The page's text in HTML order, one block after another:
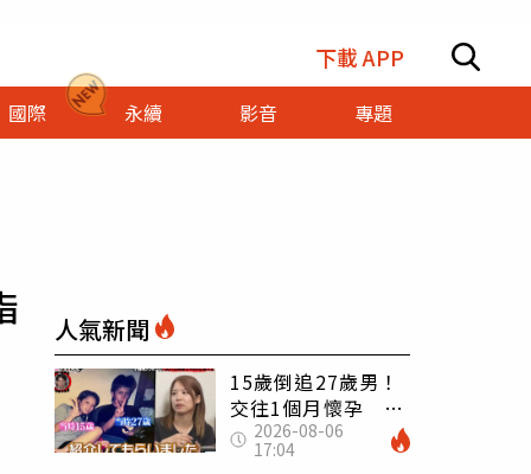
下載 APP
國際 永續 影音 專題
人氣新聞
15歲倒追27歲男！
交往1個月懷孕 36
歲當阿嬤故事曝光
2026-08-06
17:04